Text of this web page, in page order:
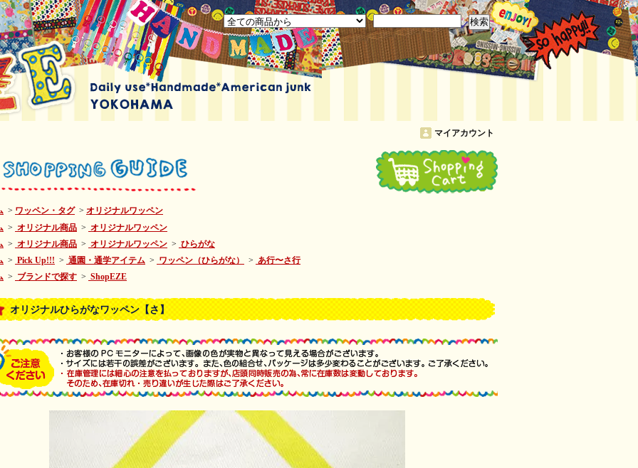
検索
マイアカウント
> ワッペン・タグ > オリジナルワッペン
> オリジナル商品 > オリジナルワッペン
> オリジナル商品 > オリジナルワッペン > ひらがな
> Pick Up!!! > 通園・通学アイテム > ワッペン（ひらがな） > あ行〜さ行
> ブランドで探す > ShopEZE
オリジナルひらがなワッペン【さ】